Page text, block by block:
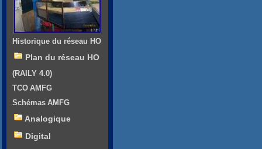
Historique du réseau HO
Plan du réseau HO
(RAILY 4.0)
TCO AMFG
Schémas AMFG
Analogique
Digital